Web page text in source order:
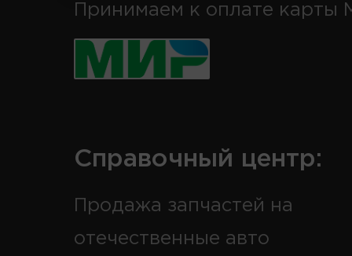
Принимаем к оплате карты
Справочный центр:
Продажа запчастей на
отечественные авто